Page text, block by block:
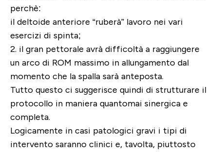
perchè:
il deltoide anteriore “ruberà” lavoro nei vari
esercizi di spinta;
2. il gran pettorale avrà difficoltà a raggiungere
un arco di ROM massimo in allungamento dal
momento che la spalla sarà anteposta.
Tutto questo ci suggerisce quindi di strutturare il
protocollo in maniera quantomai sinergica e
completa.
Logicamente in casi patologici gravi i tipi di
intervento saranno clinici e, tavolta, piuttosto